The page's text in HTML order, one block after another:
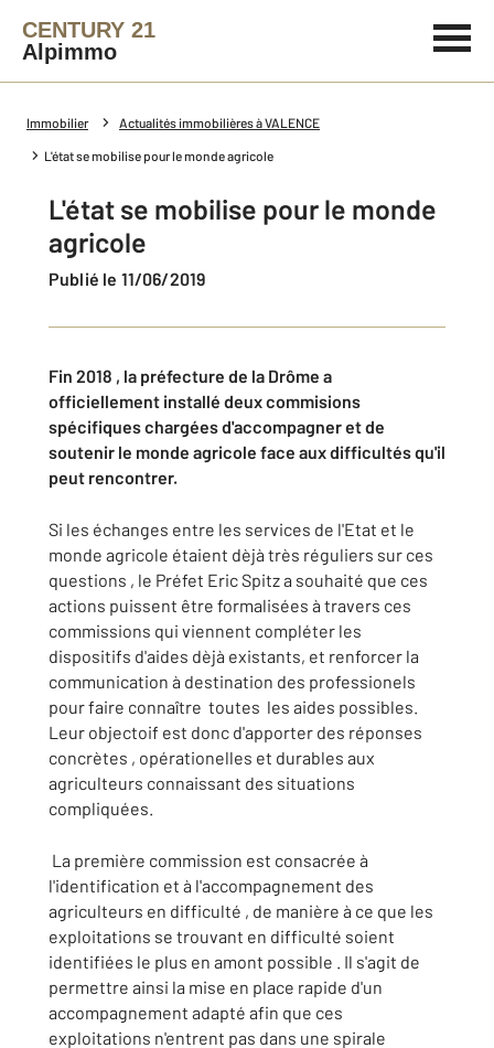
CENTURY 21
Alpimmo
Immobilier Actualités immobilières à VALENCE
L'état se mobilise pour le monde agricole
L'état se mobilise pour le monde
agricole
Publié le 11/06/2019
Fin 2018 , la préfecture de la Drôme a
officiellement installé deux commisions
spécifiques chargées d'accompagner et de
soutenir le monde agricole face aux difficultés qu'il
peut rencontrer.
Si les échanges entre les services de l'Etat et le
monde agricole étaient dèjà très réguliers sur ces
questions , le Préfet Eric Spitz a souhaité que ces
actions puissent être formalisées à travers ces
commissions qui viennent compléter les
dispositifs d'aides dèjà existants, et renforcer la
communication à destination des professionels
pour faire connaître toutes les aides possibles.
Leur objectoif est donc d'apporter des réponses
concrètes , opérationelles et durables aux
agriculteurs connaissant des situations
compliquées.
La première commission est consacrée à
l'identification et à l'accompagnement des
agriculteurs en difficulté , de manière à ce que les
exploitations se trouvant en difficulté soient
identifiées le plus en amont possible . Il s'agit de
permettre ainsi la mise en place rapide d'un
accompagnement adapté afin que ces
exploitations n'entrent pas dans une spirale